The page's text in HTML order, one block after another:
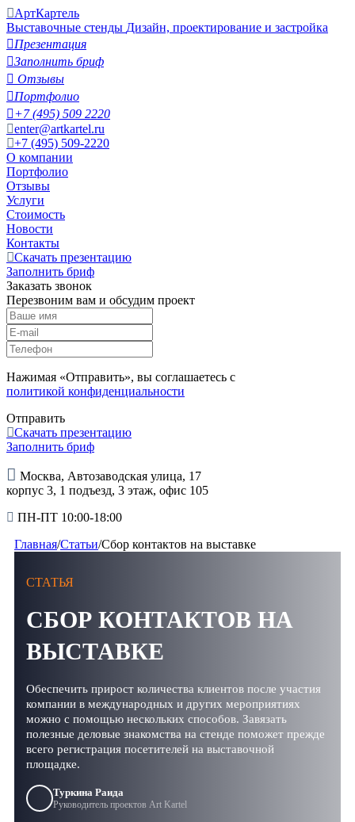
АртКартель
Выставочные стенды Дизайн, проектирование и застройка
Презентация
Заполнить бриф
 Отзывы
Портфолио
+7 (495) 509 2220
enter@artkartel.ru
+7 (495) 509-2220
О компании
Портфолио
Отзывы
Услуги
Стоимость
Новости
Контакты
Скачать презентацию
Заполнить бриф
Заказать звонок
Перезвоним вам и обсудим проект
Нажимая «Отправить», вы соглашаетесь с
политикой конфиденциальности
Отправить
Скачать презентацию
Заполнить бриф
Москва, Автозаводская улица, 17
корпус 3, 1 подъезд, 3 этаж, офис 105
ПН-ПТ 10:00-18:00
Главная/Статьи/Сбор контактов на выставке
СТАТЬЯ
СБОР КОНТАКТОВ НА
ВЫСТАВКЕ
Обеспечить прирост количества клиентов после участия
компании в международных и других мероприятиях
можно с помощью нескольких способов. Завязать
полезные деловые знакомства на стенде поможет прежде
всего регистрация посетителей на выставочной
площадке.
Туркина Раида
Руководитель проектов Art Kartel